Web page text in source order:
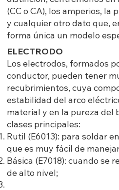
(CC o CA), los amperios, la
y cualquier otro dato que,
forma única un modelo
ELECTRODO
Los electrodos, formados
conductor, pueden tener
recubrimientos, cuya
estabilidad del arco
material y en la pureza del
clases principales:
Rutil (E6013): para soldar
que es muy fácil de
Básica (E7018): cuando se
de alto nivel;